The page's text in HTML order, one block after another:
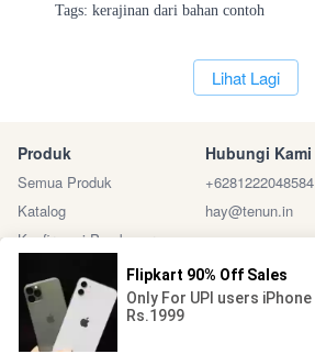
Tags: kerajinan dari bahan contoh
`Lihat Lagi
Produk
Semua Produk
Katalog
Konfirmasi Pembayaran
Hubungi Kami
+6281222048584
hay@tenun.in
Sosial Media Marketplace